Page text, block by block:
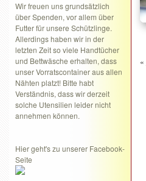
Wir freuen uns grundsätzlich
über Spenden, vor allem über
Futter für unsere Schützlinge.
Allerdings haben wir in der
letzten Zeit so viele Handtücher
und Bettwäsche erhalten, dass
unser Vorratscontainer aus allen
Nähten platzt! Bitte habt
Verständnis, dass wir derzeit
solche Utensilien leider nicht
annehmen können.
Hier geht's zu unserer Facebook-
Seite
«